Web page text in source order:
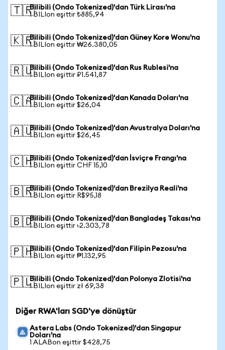
🇹🇷Bilibili (Ondo Tokenized)'dan Türk Lirası'na
1 BILIon eşittir ₺885,94
🇰🇷Bilibili (Ondo Tokenized)'dan Güney Kore Wonu'na
1 BILIon eşittir ₩26.380,05
🇷🇺Bilibili (Ondo Tokenized)'dan Rus Rublesi'na
1 BILIon eşittir ₽1.541,87
🇨🇦Bilibili (Ondo Tokenized)'dan Kanada Doları'na
1 BILIon eşittir $26,04
🇦🇺Bilibili (Ondo Tokenized)'dan Avustralya Doları'na
1 BILIon eşittir $26,45
🇨🇭Bilibili (Ondo Tokenized)'dan İsviçre Frangı'na
1 BILIon eşittir CHF 15,10
🇧🇷Bilibili (Ondo Tokenized)'dan Brezilya Reali'na
1 BILIon eşittir R$95,18
🇧🇩Bilibili (Ondo Tokenized)'dan Bangladeş Takası'na
1 BILIon eşittir ৳2.303,78
🇵🇭Bilibili (Ondo Tokenized)'dan Filipin Pezosu'na
1 BILIon eşittir ₱1.132,95
🇵🇱Bilibili (Ondo Tokenized)'dan Polonya Zlotisi'na
1 BILIon eşittir zł 69,38
Diğer RWA'ları SGD'ye dönüştür
Astera Labs (Ondo Tokenized)'dan Singapur
Doları'na
1 ALABon eşittir $428,75